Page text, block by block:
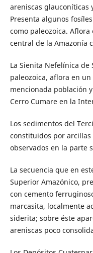
areniscas glauconíticas
Presenta algunos
como paleozoica.
central de la Amazonía
La Sienita Nefelínica de
paleozoica, aflora en
mencionada población
Cerro Cumare en la
Los sedimentos del
constituidos por
observados en la parte
La secuencia que en
Superior Amazónico,
con cemento
marcasita, localmente
siderita; sobre éste
areniscas poco